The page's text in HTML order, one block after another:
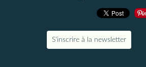
S'inscrire à la newsletter